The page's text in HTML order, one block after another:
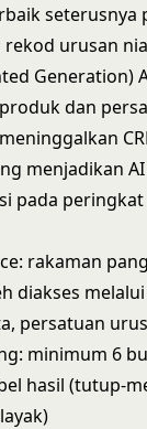
seterusnya
urusan
Generation)
dan
menjadikan
pada peringkat
rakaman
diakses
persatuan
minimum 6
hasil (tutup-